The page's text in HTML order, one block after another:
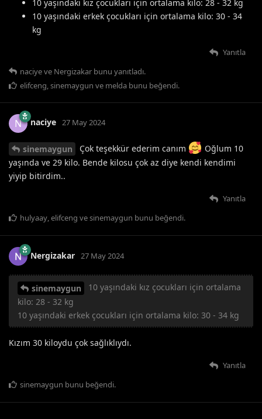
10 yaşındaki kız çocukları için ortalama kilo: 28 - 32 kg
10 yaşındaki erkek çocukları için ortalama kilo: 30 - 34
kg
Yanıtla
naciyeve Nergizakar bunu yanıtladı.
elifceng sinemaygun ve melda bunu beğendi.
N naciye 27 May 2024
sinemaygun Çok teşekkür ederim canım
Oğlum 10
yaşında ve 29 kilo. Bende kilosu çok az diye kendi kendimi
yiyip bitirdim..
Yanıtla
hulyaay,elifceng vesinemaygun bunu beğendi.
Nergizakar 27 May 2024
sinemaygun
10 yaşındaki kız çocukları için ortalama
kilo: 28 - 32 kg
10 yaşındaki erkek çocukları için ortalama kilo: 30 - 34 kg
Kızım 30 kiloydu çok sağlıklıydı.
Yanıtla
sinemaygun bunu beğendi.